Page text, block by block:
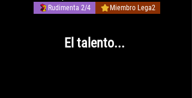
Rudimenta 2/4 Miembro Lega2
El talento...